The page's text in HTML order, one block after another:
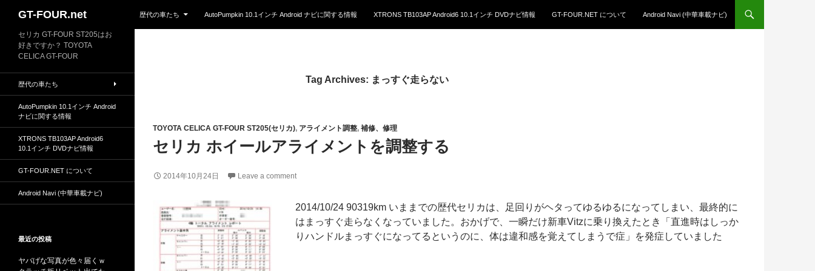
GT-FOUR.net
歴代の車たち
AutoPumpkin 10.1インチ Android ナビに関する情報 XTRONS TB103AP Android6 10.1インチ DVDナビ情報 GT-FOUR.NET について Android Navi (中華車載ナビ)
Tag Archives: まっすぐ走らない
TOYOTA CELICA GT-FOUR ST205(セリカ), アライメント調整, 補修、修理
セリカ ホイールアライメントを調整する
2014年10月24日 Leave a comment
2014/10/24 90319km いままでの歴代セリカは、足回りがヘタってゆるゆるになってしまい、最終的に
はまっすぐ走らなくなっていました。おかげで、一瞬だけ新車Vitzに乗り換えたとき「直進時はしっか
りハンドルまっすぐになってるというのに、体は違和感を覚えてしまうで症」を発症していました
セリカ GT-FOUR ST205はお
好きですか？ TOYOTA
CELICA GT-FOUR
歴代の車たち
AutoPumpkin 10.1インチ Android
ナビに関する情報
XTRONS TB103AP Android6
10.1インチ DVDナビ情報
GT-FOUR.NET について
Android Navi (中華車載ナビ)
最近の投稿
ヤバげな写真が色々届くｗ